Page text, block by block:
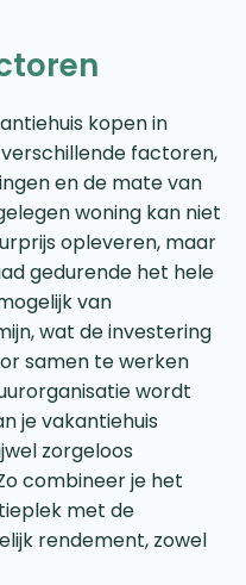
kopen in
factoren,
en de mate van
woning kan niet
opleveren, maar
gedurende het hele
van
wat de investering
samen te werken
wordt
je vakantiehuis
zorgeloos
combineer je het
met de
rendement, zowel